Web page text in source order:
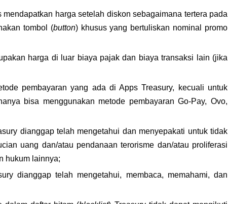
harga setelah diskon sebagaimana tertera pada
tombol (button) khusus yang bertuliskan nominal promo
harga di luar biaya pajak dan biaya transaksi lain (jika
pembayaran yang ada di Apps Treasury, kecuali untuk
bisa menggunakan metode pembayaran Go-Pay, Ovo,
dianggap telah mengetahui dan menyepakati untuk tidak
uang dan/atau pendanaan terorisme dan/atau proliferasi
hukum lainnya;
dianggap telah mengetahui, membaca, memahami, dan